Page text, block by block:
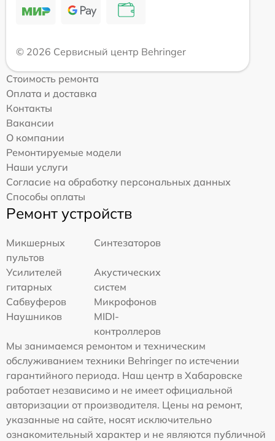
© 2026 Сервисный центр Behringer
Стоимость ремонта
Оплата и доставка
Контакты
Вакансии
О компании
Ремонтируемые модели
Наши услуги
Согласие на обработку персональных данных
Способы оплаты
Ремонт устройств
Микшерных
пультов
Синтезаторов
Усилителей
гитарных
Акустических
систем
Сабвуферов
Микрофонов
Наушников
MIDI-
контроллеров
Мы занимаемся ремонтом и техническим
обслуживанием техники Behringer по истечении
гарантийного периода. Наш центр в Хабаровске
работает независимо и не имеет официальной
авторизации от производителя. Цены на ремонт,
указанные на сайте, носят исключительно
ознакомительный характер и не являются публичной